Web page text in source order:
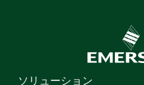
ソリューション